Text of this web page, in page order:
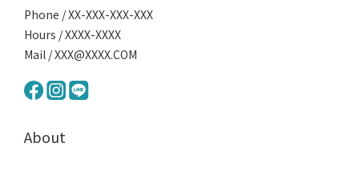
Phone / XX-XXX-XXX-XXX
Hours / XXXX-XXXX
Mail / XXX@XXXX.COM
About